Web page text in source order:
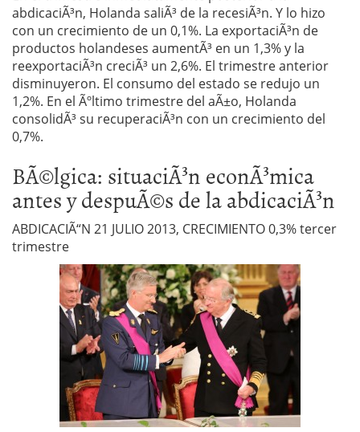
abdicaciÃ³n, Holanda saliÃ³ de la recesiÃ³n. Y lo hizo
con un crecimiento de un 0,1%. La exportaciÃ³n de
productos holandeses aumentÃ³ en un 1,3% y la
reexportaciÃ³n creciÃ³ un 2,6%. El trimestre anterior
disminuyeron. El consumo del estado se redujo un
1,2%. En el Ãºltimo trimestre del aÃ±o, Holanda
consolidÃ³ su recuperaciÃ³n con un crecimiento del
0,7%.
BÃ©lgica: situaciÃ³n econÃ³mica
antes y despuÃ©s de la abdicaciÃ³n
ABDICACIÃ“N 21 JULIO 2013, CRECIMIENTO 0,3% tercer
trimestre